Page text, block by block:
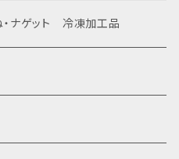
ナゲット 冷凍加工品